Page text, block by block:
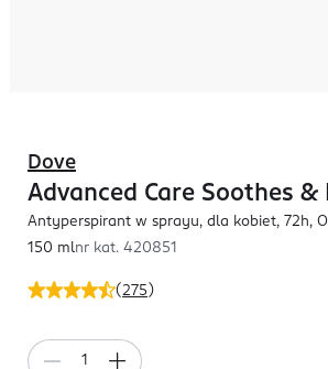
(275 )
Dove
Advanced Care Soothes &
Antyperspirant w sprayu, dla kobiet, 72h,
150 mlnr kat. 420851